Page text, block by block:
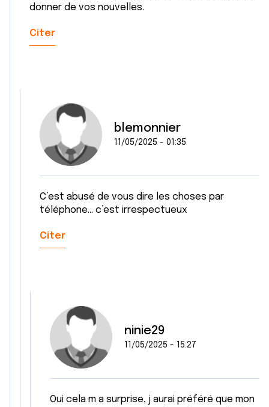
donner de vos nouvelles.
Citer
blemonnier
11/05/2025 - 01:35
C’est abusé de vous dire les choses par
téléphone… c’est irrespectueux
Citer
ninie29
11/05/2025 - 15:27
Oui cela m a surprise, j aurai préféré que mon